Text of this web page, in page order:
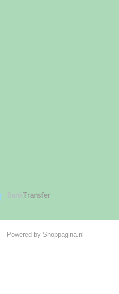
Powered by Shoppagina.nl